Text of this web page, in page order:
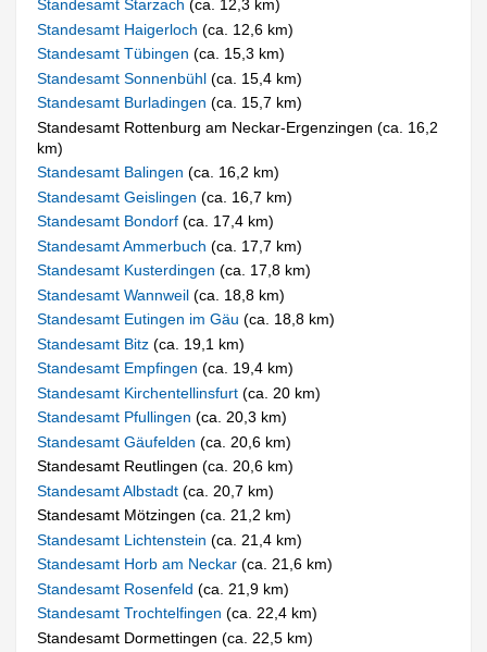
Standesamt Starzach(ca. 12,3 km)
Standesamt Haigerloch(ca. 12,6 km)
Standesamt Tübingen(ca. 15,3 km)
Standesamt Sonnenbühl(ca. 15,4 km)
Standesamt Burladingen(ca. 15,7 km)
Standesamt Rottenburg am Neckar-Ergenzingen (ca. 16,2
km)
Standesamt Balingen(ca. 16,2 km)
Standesamt Geislingen(ca. 16,7 km)
Standesamt Bondorf(ca. 17,4 km)
Standesamt Ammerbuch(ca. 17,7 km)
Standesamt Kusterdingen(ca. 17,8 km)
Standesamt Wannweil(ca. 18,8 km)
Standesamt Eutingen im Gäu(ca. 18,8 km)
Standesamt Bitz(ca. 19,1 km)
Standesamt Empfingen(ca. 19,4 km)
Standesamt Kirchentellinsfurt(ca. 20 km)
Standesamt Pfullingen(ca. 20,3 km)
Standesamt Gäufelden(ca. 20,6 km)
Standesamt Reutlingen (ca. 20,6 km)
Standesamt Albstadt(ca. 20,7 km)
Standesamt Mötzingen (ca. 21,2 km)
Standesamt Lichtenstein(ca. 21,4 km)
Standesamt Horb am Neckar(ca. 21,6 km)
Standesamt Rosenfeld(ca. 21,9 km)
Standesamt Trochtelfingen(ca. 22,4 km)
Standesamt Dormettingen (ca. 22,5 km)